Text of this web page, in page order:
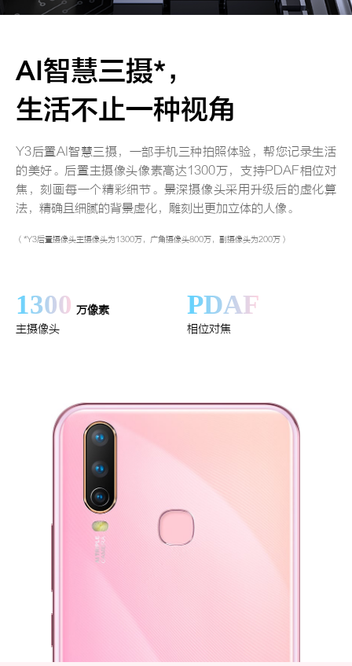
AI智慧三摄*，
生活不止一种视角
Y3后置AI智慧三摄，一部手机三种拍照体验，帮您记录生活
的美好。后置主摄像头像素高达1300万，支持PDAF相位对
焦，刻画每一个精彩细节。景深摄像头采用升级后的虚化算
法，精确且细腻的背景虚化，雕刻出更加立体的人像。
（*Y3后置摄像头主摄像头为1300万，广角摄像头800万，副摄像头为200万）
1300 万像素
主摄像头
PDAF
相位对焦